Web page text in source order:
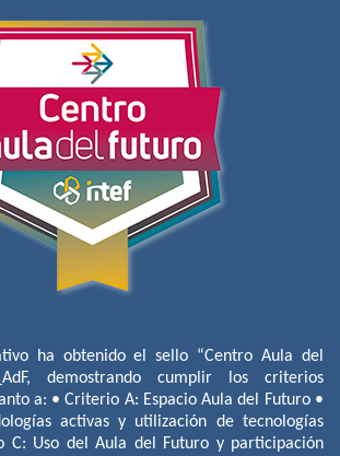
ha obtenido el sello “Centro Aula del
demostrando cumplir los criterios
a: • Criterio A: Espacio Aula del Futuro •
activas y utilización de tecnologías
C: Uso del Aula del Futuro y participación